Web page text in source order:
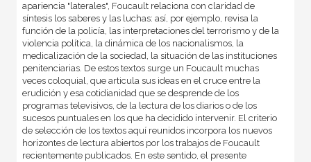
apariencia "laterales", Foucault relaciona con claridad de
síntesis los saberes y las luchas: así, por ejemplo, revisa la
función de la policía, las interpretaciones del terrorismo y de la
violencia política, la dinámica de los nacionalismos, la
medicalización de la sociedad, la situación de las instituciones
penitenciarias. De estos textos surge un Foucault muchas
veces coloquial, que articula sus ideas en el cruce entre la
erudición y esa cotidianidad que se desprende de los
programas televisivos, de la lectura de los diarios o de los
sucesos puntuales en los que ha decidido intervenir. El criterio
de selección de los textos aquí reunidos incorpora los nuevos
horizontes de lectura abiertos por los trabajos de Foucault
recientemente publicados. En este sentido, el presente